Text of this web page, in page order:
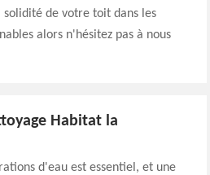
solidité de votre toit dans les
alors n'hésitez pas à nous
Habitat la
d'eau est essentiel, et une